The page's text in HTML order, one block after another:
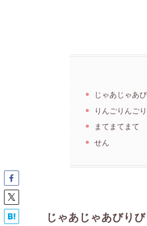
じゃあじゃあ
りんごりんご
まてまてまて
せん
じゃあじゃあびりび